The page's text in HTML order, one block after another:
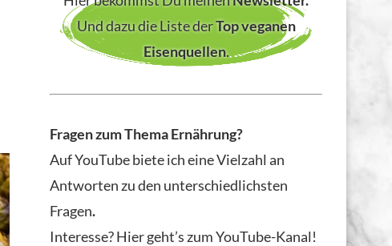
Und dazu die Liste derTop veganen
Eisenquellen.
Fragen zum Thema Ernährung?
Auf YouTube biete ich eine Vielzahl an
Antworten zu den unterschiedlichsten
Fragen.
Interesse? Hier geht’s zum YouTube-Kanal!